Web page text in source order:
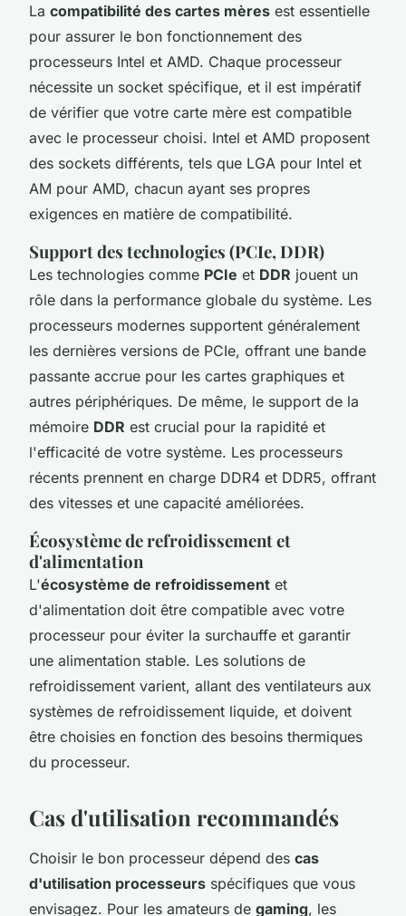
La compatibilité des cartes mères est essentielle
pour assurer le bon fonctionnement des
processeurs Intel et AMD. Chaque processeur
nécessite un socket spécifique, et il est impératif
de vérifier que votre carte mère est compatible
avec le processeur choisi. Intel et AMD proposent
des sockets différents, tels que LGA pour Intel et
AM pour AMD, chacun ayant ses propres
exigences en matière de compatibilité.
Support des technologies (PCIe, DDR)
Les technologies comme PCIe et DDR jouent un
rôle dans la performance globale du système. Les
processeurs modernes supportent généralement
les dernières versions de PCIe, offrant une bande
passante accrue pour les cartes graphiques et
autres périphériques. De même, le support de la
mémoire DDR est crucial pour la rapidité et
l'efficacité de votre système. Les processeurs
récents prennent en charge DDR4 et DDR5, offrant
des vitesses et une capacité améliorées.
Écosystème de refroidissement et
d'alimentation
L'écosystème de refroidissement et
d'alimentation doit être compatible avec votre
processeur pour éviter la surchauffe et garantir
une alimentation stable. Les solutions de
refroidissement varient, allant des ventilateurs aux
systèmes de refroidissement liquide, et doivent
être choisies en fonction des besoins thermiques
du processeur.
Cas d'utilisation recommandés
Choisir le bon processeur dépend des cas
d'utilisation processeurs spécifiques que vous
envisagez. Pour les amateurs de gaming, les